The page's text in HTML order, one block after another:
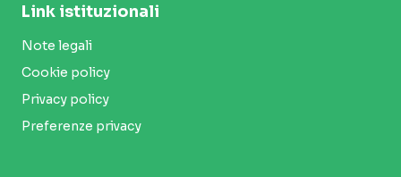
Link istituzionali
Note legali
Cookie policy
Privacy policy
Preferenze privacy